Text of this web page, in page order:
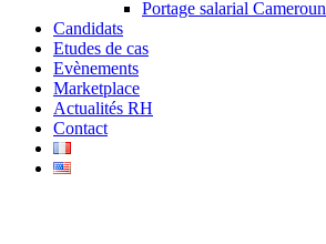
Portage salarial Cameroun
Candidats
Etudes de cas
Evènements
Marketplace
Actualités RH
Contact